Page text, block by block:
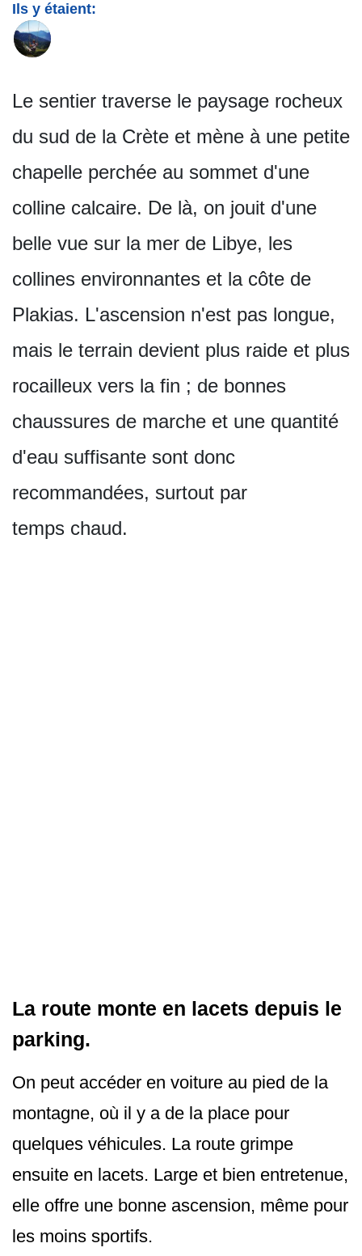
Ils y étaient:
Le sentier traverse le paysage rocheux
du sud de la Crète et mène à une petite
chapelle perchée au sommet d'une
colline calcaire. De là, on jouit d'une
belle vue sur la mer de Libye, les
collines environnantes et la côte de
Plakias. L'ascension n'est pas longue,
mais le terrain devient plus raide et plus
rocailleux vers la fin ; de bonnes
chaussures de marche et une quantité
d'eau suffisante sont donc
recommandées, surtout par
temps chaud.
La route monte en lacets depuis le
parking.
On peut accéder en voiture au pied de la
montagne, où il y a de la place pour
quelques véhicules. La route grimpe
ensuite en lacets. Large et bien entretenue,
elle offre une bonne ascension, même pour
les moins sportifs.